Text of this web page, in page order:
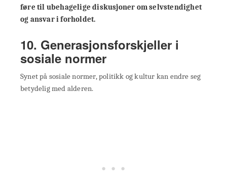
føre til ubehagelige diskusjoner om selvstendighet
og ansvar i forholdet.
10. Generasjonsforskjeller i
sosiale normer
Synet på sosiale normer, politikk og kultur kan endre seg
betydelig med alderen.